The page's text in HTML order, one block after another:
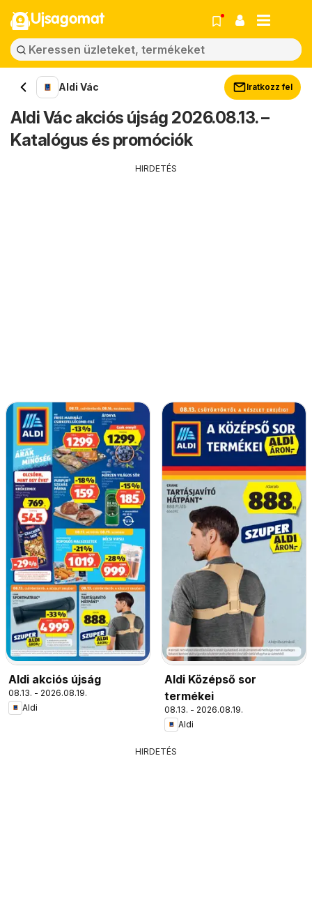
Ujsagomat
Aldi Vác Iratkozz fel
Aldi Vác akciós újság 2026.08.13. –
Katalógus és promóciók
HIRDETÉS
Aldi akciós újság
08.13. - 2026.08.19.
Aldi
Aldi Középső sor
termékei
08.13. - 2026.08.19.
Aldi
HIRDETÉS